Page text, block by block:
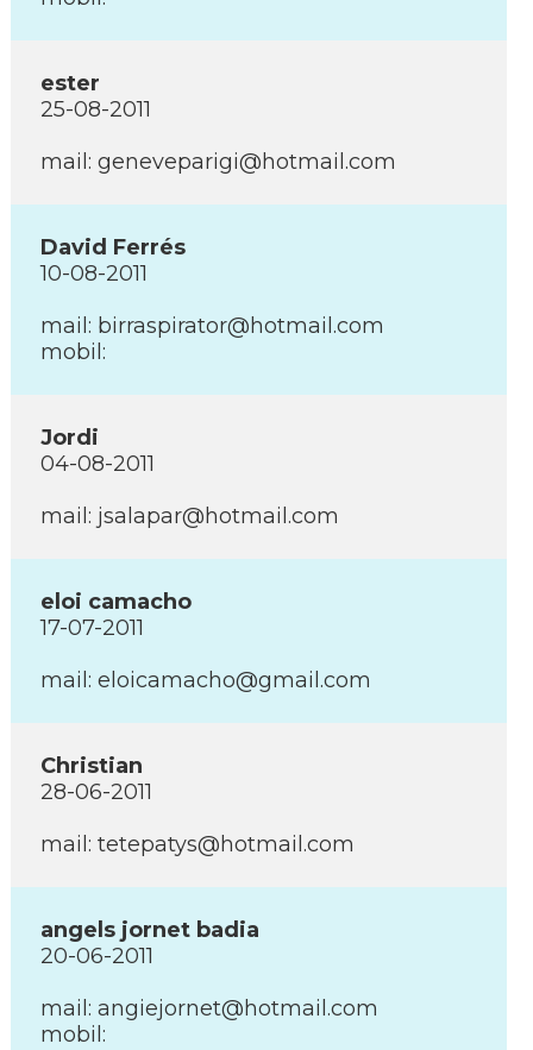
ester
25-08-2011
mail: geneveparigi@hotmail.com
David Ferrés
10-08-2011
mail: birraspirator@hotmail.com
mobil:
Jordi
04-08-2011
mail: jsalapar@hotmail.com
eloi camacho
17-07-2011
mail: eloicamacho@gmail.com
Christian
28-06-2011
mail: tetepatys@hotmail.com
angels jornet badia
20-06-2011
mail: angiejornet@hotmail.com
mobil: